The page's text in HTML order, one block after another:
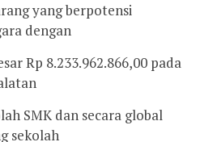
yang berpotensi
dengan
Rp 8.233.962.866,00 pada
SMK dan secara global
sekolah